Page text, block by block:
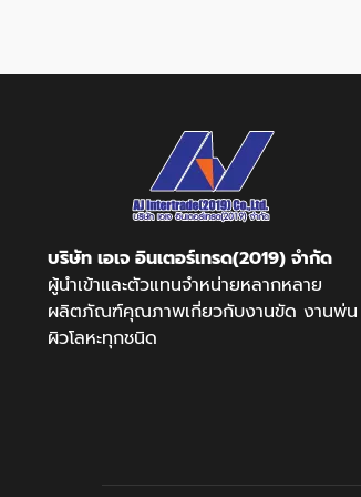
บริษัท เอเจ อินเตอร์เทรด(2019) จำกัด
ผู้นำเข้าและตัวแทนจำหน่ายหลากหลาย
ผลิตภัณฑ์คุณภาพเกี่ยวกับงานขัด งานพ่น
ผิวโลหะทุกชนิด